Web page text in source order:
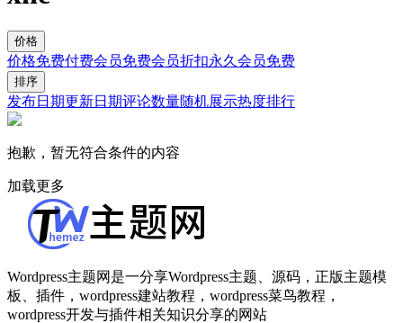
价格
价格免费付费会员免费会员折扣永久会员免费
排序
发布日期更新日期评论数量随机展示热度排行
抱歉，暂无符合条件的内容
加载更多
Wordpress主题网是一分享Wordpress主题、源码，正版主题模
板、插件，wordpress建站教程，wordpress菜鸟教程，
wordpress开发与插件相关知识分享的网站